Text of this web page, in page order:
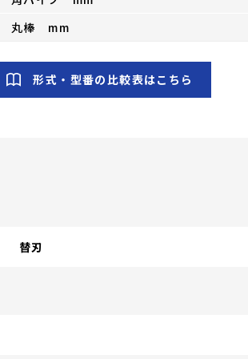
丸棒 mm
形式・型番の比較表はこちら
替刃